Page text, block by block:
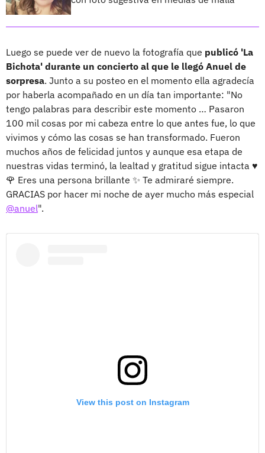
Luego se puede ver de nuevo la fotografía que publicó 'La
Bichota' durante un concierto al que le llegó Anuel de
sorpresa. Junto a su posteo en el momento ella agradecía
por haberla acompañado en un día tan importante: "No
tengo palabras para describir este momento … Pasaron
100 mil cosas por mi cabeza entre lo que antes fue, lo que
vivimos y cómo las cosas se han transformado. Fueron
muchos años de felicidad juntos y aunque esa etapa de
nuestras vidas terminó, la lealtad y gratitud sigue intacta ♥️
🌹 Eres una persona brillante ✨ Te admiraré siempre.
GRACIAS por hacer mi noche de ayer mucho más especial
@anuel".
View this post on Instagram